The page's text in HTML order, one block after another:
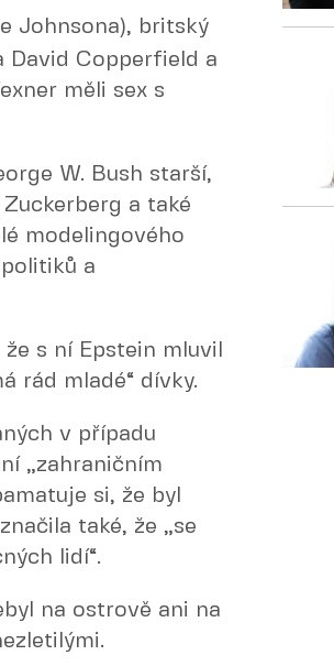
Johnsona), britský
David Copperfield a
měli sex s
W. Bush starší,
a také
modelingového
a
s ní Epstein mluvil
rád mladé“ dívky.
v případu
„zahraničním
si, že byl
také, že „se
lidí“.
na ostrově ani na